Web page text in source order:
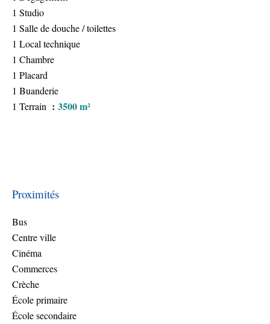
1 Studio
1 Salle de douche / toilettes
1 Local technique
1 Chambre
1 Placard
1 Buanderie
1 Terrain
3500 m²
Proximités
Bus
Centre ville
Cinéma
Commerces
Crèche
École primaire
École secondaire